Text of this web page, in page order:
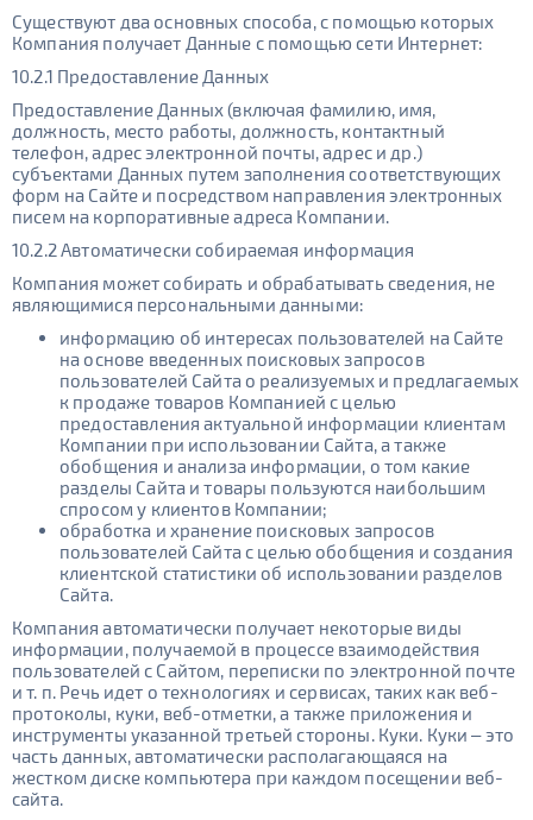
Существуют два основных способа, с помощью которых
Компания получает Данные с помощью сети Интернет:
10.2.1 Предоставление Данных
Предоставление Данных (включая фамилию, имя,
должность, место работы, должность, контактный
телефон, адрес электронной почты, адрес и др.)
субъектами Данных путем заполнения соответствующих
форм на Сайте и посредством направления электронных
писем на корпоративные адреса Компании.
10.2.2 Автоматически собираемая информация
Компания может собирать и обрабатывать сведения, не
являющимися персональными данными:
информацию об интересах пользователей на Сайте
на основе введенных поисковых запросов
пользователей Сайта о реализуемых и предлагаемых
к продаже товаров Компанией с целью
предоставления актуальной информации клиентам
Компании при использовании Сайта, а также
обобщения и анализа информации, о том какие
разделы Сайта и товары пользуются наибольшим
спросом у клиентов Компании;
обработка и хранение поисковых запросов
пользователей Сайта с целью обобщения и создания
клиентской статистики об использовании разделов
Сайта.
Компания автоматически получает некоторые виды
информации, получаемой в процессе взаимодействия
пользователей с Cайтом, переписки по электронной почте
и т. п. Речь идет о технологиях и сервисах, таких как веб-
протоколы, куки, веб-отметки, а также приложения и
инструменты указанной третьей стороны. Куки. Куки – это
часть данных, автоматически располагающаяся на
жестком диске компьютера при каждом посещении веб-
сайта.